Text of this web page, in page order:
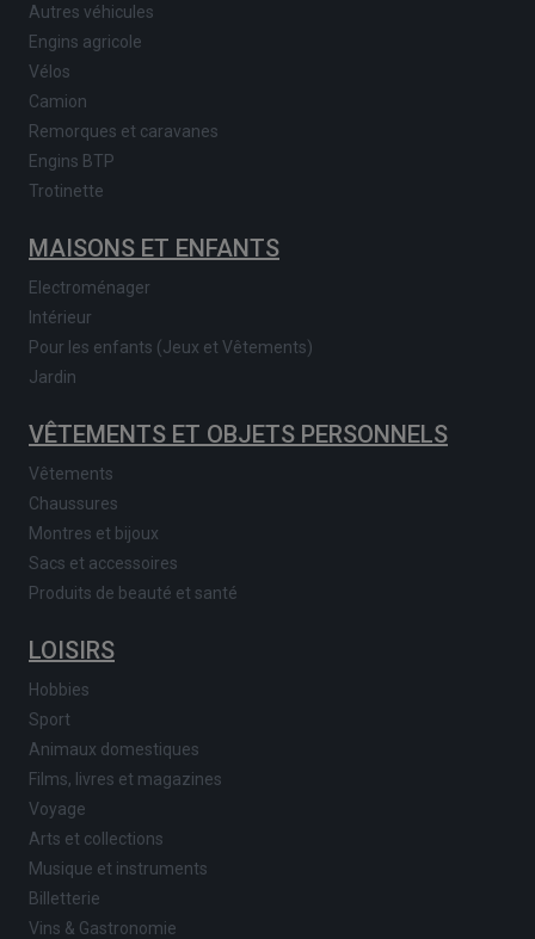
Autres véhicules
Engins agricole
Vélos
Camion
Remorques et caravanes
Engins BTP
Trotinette
MAISONS ET ENFANTS
Electroménager
Intérieur
Pour les enfants (Jeux et Vêtements)
Jardin
VÊTEMENTS ET OBJETS PERSONNELS
Vêtements
Chaussures
Montres et bijoux
Sacs et accessoires
Produits de beauté et santé
LOISIRS
Hobbies
Sport
Animaux domestiques
Films, livres et magazines
Voyage
Arts et collections
Musique et instruments
Billetterie
Vins & Gastronomie